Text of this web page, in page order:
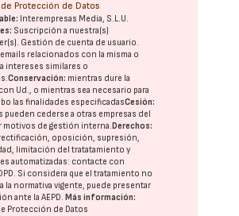
Protección de Datos
Interempresas Media, S.L.U.
Suscripción a nuestra(s)
Gestión de cuenta de usuario.
relacionados con la misma o
intereses similares o
Conservación: mientras dure la
Ud., o mientras sea necesario para
las finalidades especificadasCesión:
pueden cederse a otras empresas del
motivos de gestión interna. Derechos:
oposición, supresión,
limitación del tratatamiento y
automatizadas: contacte con
. Si considera que el tratamiento no
la normativa vigente, puede presentar
ante laAEPD. Más información:
Protección de Datos